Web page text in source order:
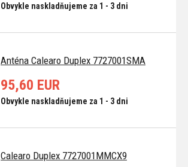
Obvykle naskladňujeme za 1 - 3 dni
Anténa Calearo Duplex 7727001SMA
95,60 EUR
Obvykle naskladňujeme za 1 - 3 dni
Calearo Duplex 7727001MMCX9